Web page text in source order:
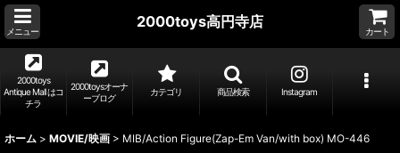
メニュー
2000toys高円寺店
カート
2000toys
Antique Mall はコ
チラ
2000toysオーナ
ーブログ
カテゴリ 商品検索 Instagram
ホーム > MOVIE/映画 > MIB/Action Figure(Zap-Em Van/with box) MO-446